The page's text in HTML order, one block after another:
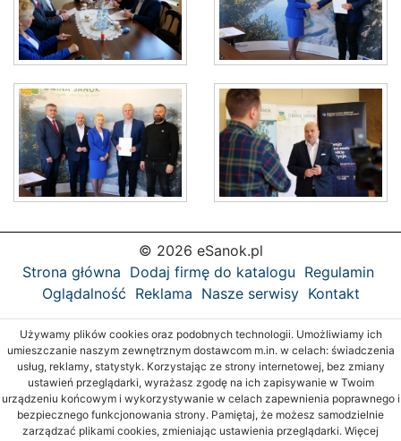
© 2026 eSanok.pl
Strona główna Dodaj firmę do katalogu Regulamin
Oglądalność Reklama Nasze serwisy Kontakt
Używamy plików cookies oraz podobnych technologii. Umożliwiamy ich
umieszczanie naszym zewnętrznym dostawcom m.in. w celach: świadczenia
usług, reklamy, statystyk. Korzystając ze strony internetowej, bez zmiany
ustawień przeglądarki, wyrażasz zgodę na ich zapisywanie w Twoim
urządzeniu końcowym i wykorzystywanie w celach zapewnienia poprawnego i
bezpiecznego funkcjonowania strony. Pamiętaj, że możesz samodzielnie
zarządzać plikami cookies, zmieniając ustawienia przeglądarki. Więcej